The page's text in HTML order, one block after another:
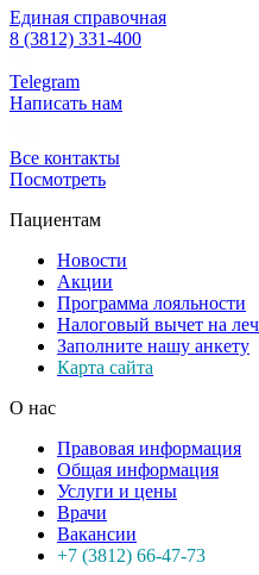
Единая справочная
8 (3812) 331-400
Telegram
Написать нам
Все контакты
Посмотреть
Пациентам
Новости
Акции
Программа лояльности
Налоговый вычет на
Заполните нашу анкету
Карта сайта
О нас
Правовая информация
Общая информация
Услуги и цены
Врачи
Вакансии
+7 (3812) 66-47-73